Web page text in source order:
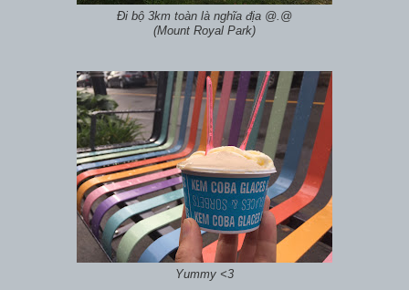
Đi bộ 3km toàn là nghĩa địa @.@
(Mount Royal Park)
Yummy <3